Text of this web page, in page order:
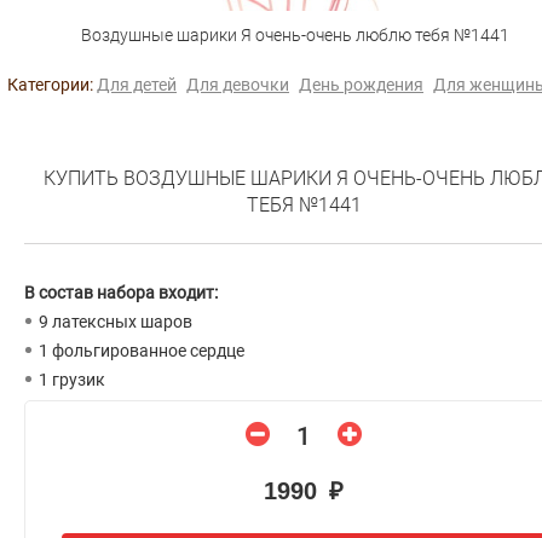
Воздушные шарики Я очень-очень люблю тебя №1441
Категории: Для детей Для девочки День рождения Для
КУПИТЬ ВОЗДУШНЫЕ ШАРИКИ Я ОЧЕНЬ-ОЧЕНЬ
ТЕБЯ №1441
В состав набора входит:
9 латексных шаров
1 фольгированное сердце
1 грузик
1990 ₽